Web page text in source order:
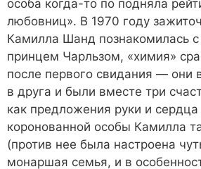
особа когда-то по подняла
любовниц». В 1970 году
Камилла Шанд познакомилась с
принцем Чарльзом, «химия»
после первого свидания — они
в друга и были вместе три
как предложения руки и сердца
коронованной особы Камилла
(против нее была настроена
монаршая семья, и в